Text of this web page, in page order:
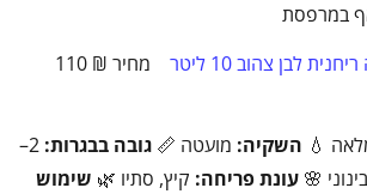
במרפסת
לבן צהוב 10 ליטר
110 ₪
💧 השקיה: מועטה 📏 גובה בבגרות:
2–
בינוני 🌸 עונת פריחה: קיץ, סתיו 🌿 שימוש